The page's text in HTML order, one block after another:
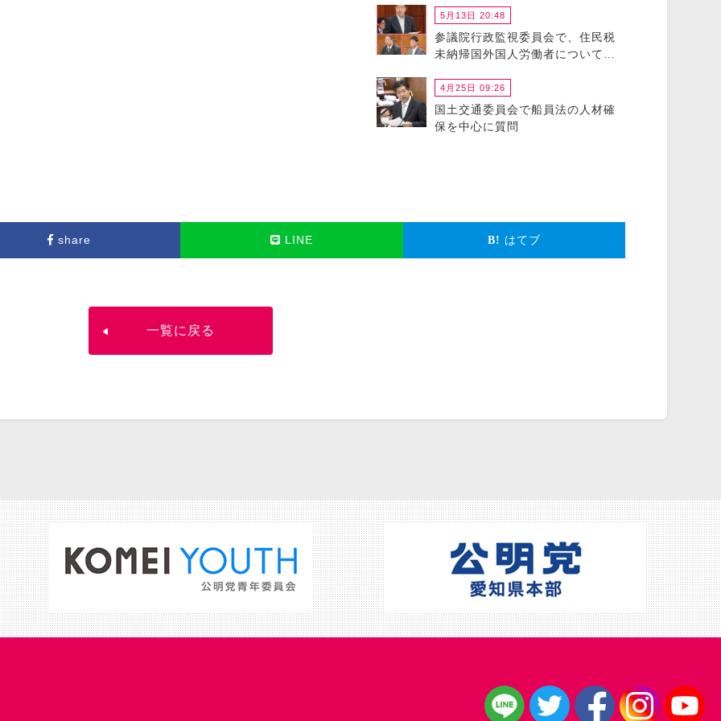
5月13日 20:48
参議院行政監視委員会で、住民税
未納帰国外国人労働者について政
4月25日 09:26
国土交通委員会で船員法の人材確
保を中心に質問
share LINE はてブ
一覧に戻る